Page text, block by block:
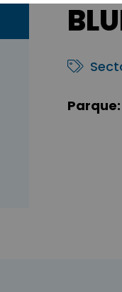
Parque: